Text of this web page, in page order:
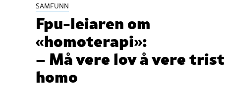
SAMFUNN
Fpu-leiaren om
«homoterapi»:
– Må vere lov å vere trist
homo